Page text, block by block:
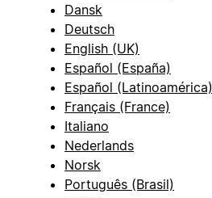
Dansk
Deutsch
English (UK)
Español (España)
Español (Latinoamérica)
Français (France)
Italiano
Nederlands
Norsk
Português (Brasil)